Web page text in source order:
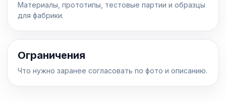
Материалы, прототипы, тестовые партии и образцы
для фабрики.
Ограничения
Что нужно заранее согласовать по фото и описанию.